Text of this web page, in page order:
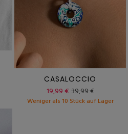
CASALOCCIO
19,99 €39,99 €
Weniger als 10 Stück auf Lager